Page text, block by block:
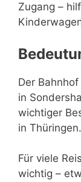
Zugang –
Der
in
wichtiger
in Thüringen.
Für viele
wichtig –